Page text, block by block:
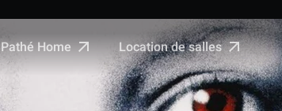
Pathé Home Location de salles